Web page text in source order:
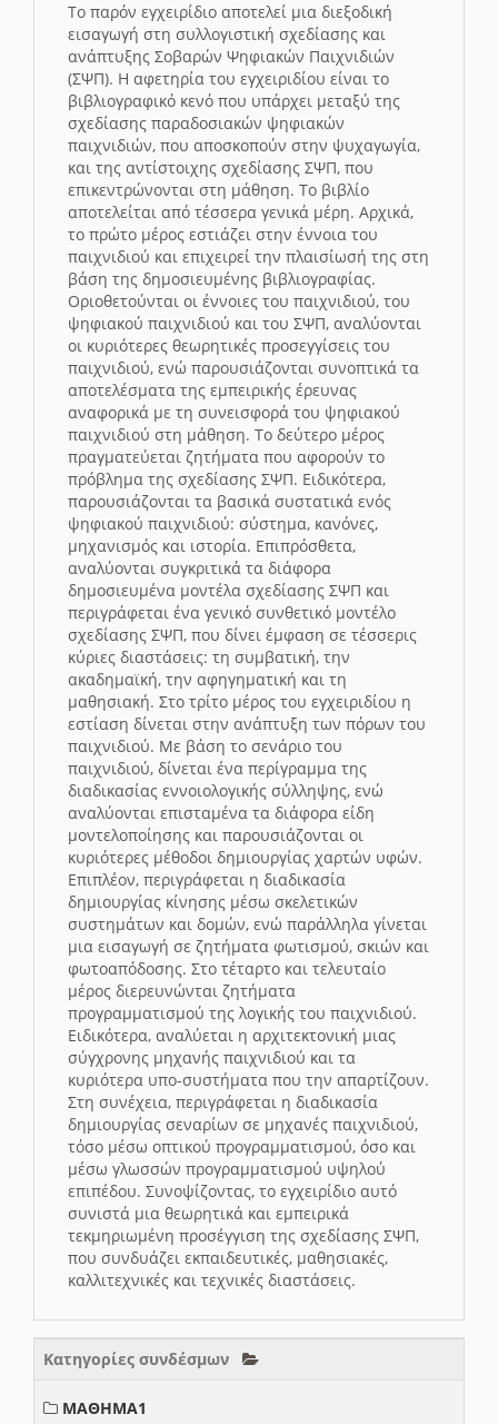
Το παρόν εγχειρίδιο αποτελεί μια διεξοδική
εισαγωγή στη συλλογιστική σχεδίασης και
ανάπτυξης Σοβαρών Ψηφιακών Παιχνιδιών
(ΣΨΠ). Η αφετηρία του εγχειριδίου είναι το
βιβλιογραφικό κενό που υπάρχει μεταξύ της
σχεδίασης παραδοσιακών ψηφιακών
παιχνιδιών, που αποσκοπούν στην ψυχαγωγία,
και της αντίστοιχης σχεδίασης ΣΨΠ, που
επικεντρώνονται στη μάθηση. Το βιβλίο
αποτελείται από τέσσερα γενικά μέρη. Αρχικά,
το πρώτο μέρος εστιάζει στην έννοια του
παιχνιδιού και επιχειρεί την πλαισίωσή της στη
βάση της δημοσιευμένης βιβλιογραφίας.
Οριοθετούνται οι έννοιες του παιχνιδιού, του
ψηφιακού παιχνιδιού και του ΣΨΠ, αναλύονται
οι κυριότερες θεωρητικές προσεγγίσεις του
παιχνιδιού, ενώ παρουσιάζονται συνοπτικά τα
αποτελέσματα της εμπειρικής έρευνας
αναφορικά με τη συνεισφορά του ψηφιακού
παιχνιδιού στη μάθηση. Το δεύτερο μέρος
πραγματεύεται ζητήματα που αφορούν το
πρόβλημα της σχεδίασης ΣΨΠ. Ειδικότερα,
παρουσιάζονται τα βασικά συστατικά ενός
ψηφιακού παιχνιδιού: σύστημα, κανόνες,
μηχανισμός και ιστορία. Επιπρόσθετα,
αναλύονται συγκριτικά τα διάφορα
δημοσιευμένα μοντέλα σχεδίασης ΣΨΠ και
περιγράφεται ένα γενικό συνθετικό μοντέλο
σχεδίασης ΣΨΠ, που δίνει έμφαση σε τέσσερις
κύριες διαστάσεις: τη συμβατική, την
ακαδημαϊκή, την αφηγηματική και τη
μαθησιακή. Στο τρίτο μέρος του εγχειριδίου η
εστίαση δίνεται στην ανάπτυξη των πόρων του
παιχνιδιού. Με βάση το σενάριο του
παιχνιδιού, δίνεται ένα περίγραμμα της
διαδικασίας εννοιολογικής σύλληψης, ενώ
αναλύονται επισταμένα τα διάφορα είδη
μοντελοποίησης και παρουσιάζονται οι
κυριότερες μέθοδοι δημιουργίας χαρτών υφών.
Επιπλέον, περιγράφεται η διαδικασία
δημιουργίας κίνησης μέσω σκελετικών
συστημάτων και δομών, ενώ παράλληλα γίνεται
μια εισαγωγή σε ζητήματα φωτισμού, σκιών και
φωτοαπόδοσης. Στο τέταρτο και τελευταίο
μέρος διερευνώνται ζητήματα
προγραμματισμού της λογικής του παιχνιδιού.
Ειδικότερα, αναλύεται η αρχιτεκτονική μιας
σύγχρονης μηχανής παιχνιδιού και τα
κυριότερα υπο-συστήματα που την απαρτίζουν.
Στη συνέχεια, περιγράφεται η διαδικασία
δημιουργίας σεναρίων σε μηχανές παιχνιδιού,
τόσο μέσω οπτικού προγραμματισμού, όσο και
μέσω γλωσσών προγραμματισμού υψηλού
επιπέδου. Συνοψίζοντας, το εγχειρίδιο αυτό
συνιστά μια θεωρητικά και εμπειρικά
τεκμηριωμένη προσέγγιση της σχεδίασης ΣΨΠ,
που συνδυάζει εκπαιδευτικές, μαθησιακές,
καλλιτεχνικές και τεχνικές διαστάσεις.
Κατηγορίες συνδέσμων
ΜΑΘΗΜΑ1